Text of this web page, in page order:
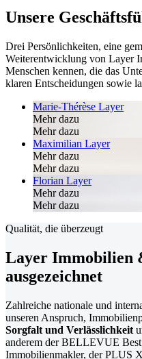
Unsere
Drei Persönlichkeiten, eine
Weiterentwicklung von Layer
Menschen kennen, die das
klaren Entscheidungen sowie
Marie-Thérèse Layer
Mehr dazu
Mehr dazu
Maximilian Layer
Mehr dazu
Mehr dazu
Florian Layer
Mehr dazu
Mehr dazu
Qualität, die überzeugt
Layer Immobilien
ausgezeichnet
Zahlreiche nationale und
unseren Anspruch,
Sorgfalt und Verlässlichkeit
anderem der BELLEVUE
Immobilienmakler, der PLUS